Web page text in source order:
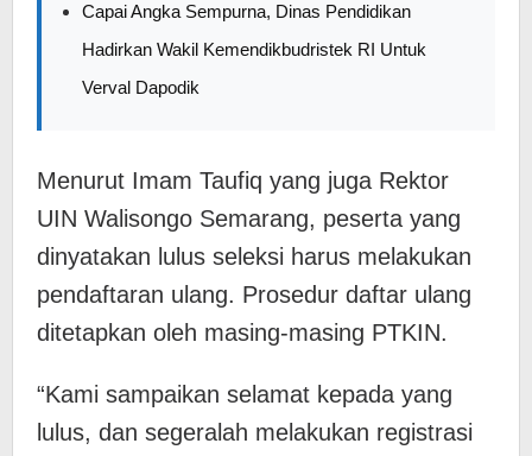
Capai Angka Sempurna, Dinas Pendidikan
Hadirkan Wakil Kemendikbudristek RI Untuk
Verval Dapodik
Menurut Imam Taufiq yang juga Rektor
UIN Walisongo Semarang, peserta yang
dinyatakan lulus seleksi harus melakukan
pendaftaran ulang. Prosedur daftar ulang
ditetapkan oleh masing-masing PTKIN.
“Kami sampaikan selamat kepada yang
lulus, dan segeralah melakukan registrasi